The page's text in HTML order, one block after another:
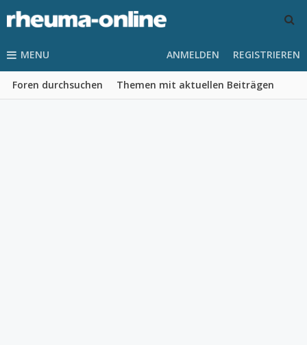
MENU
Foren durchsuchen Themen mit aktuellen Beiträgen
ANMELDEN REGISTRIEREN